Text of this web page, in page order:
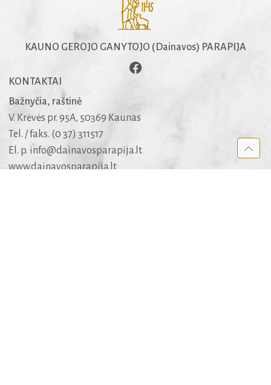
KAUNO GEROJO GANYTOJO (Dainavos) PARAPIJA
KONTAKTAI
Bažnyčia, raštinė
V. Krėvės pr. 95A, 50369 Kaunas
Tel. / faks. (0 37) 311517
El. p. info@dainavosparapija.lt
www.dainavosparapija.lt